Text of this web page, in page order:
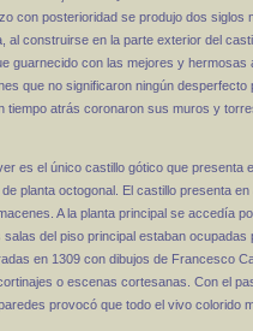
con posterioridad se produjo dos siglos
al construirse en la parte exterior del
guarnecido con las mejores y hermosas
que no significaron ningún desperfecto
tiempo atrás coronaron sus muros y
es el único castillo gótico que presenta
planta octogonal. El castillo presenta
A la planta principal se accedía
del piso principal estaban ocupadas
en 1309 con dibujos de Francesco
o escenas cortesanas. Con el
provocó que todo el vivo colorido